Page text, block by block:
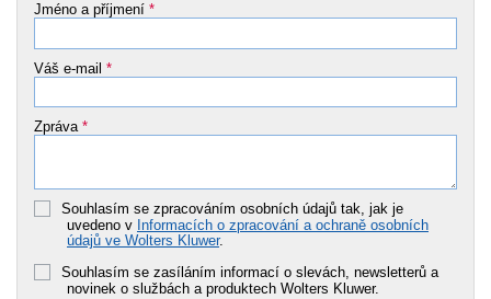
Jméno a příjmení *
Váš e-mail *
Zpráva *
Souhlasím se zpracováním osobních údajů tak, jak je
uvedeno v Informacích o zpracování a ochraně osobních
údajů ve Wolters Kluwer.
Souhlasím se zasíláním informací o slevách, newsletterů a
novinek o službách a produktech Wolters Kluwer.